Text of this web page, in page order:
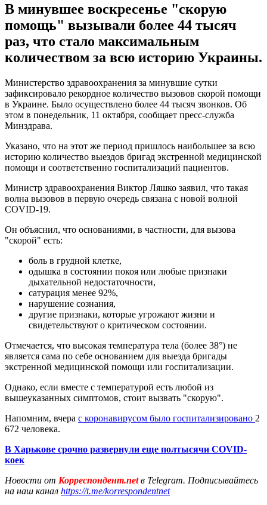
В минувшее воскресенье "скорую
помощь" вызывали более 44 тысяч
раз, что стало максимальным
количеством за всю историю Украины.
Министерство здравоохранения за минувшие сутки
зафиксировало рекордное количество вызовов скорой помощи
в Украине. Было осуществлено более 44 тысяч звонков. Об
этом в понедельник, 11 октября, сообщает пресс-служба
Минздрава.
Указано, что на этот же период пришлось наибольшее за всю
историю количество выездов бригад экстренной медицинской
помощи и соответственно госпитализаций пациентов.
Министр здравоохранения Виктор Ляшко заявил, что такая
волна вызовов в первую очередь связана с новой волной
COVID-19.
Он объяснил, что основаниями, в частности, для вызова
"скорой" есть:
боль в грудной клетке,
одышка в состоянии покоя или любые признаки
дыхательной недостаточности,
сатурация менее 92%,
нарушение сознания,
другие признаки, которые угрожают жизни и
свидетельствуют о критическом состоянии.
Отмечается, что высокая температура тела (более 38°) не
является сама по себе основанием для выезда бригады
экстренной медицинской помощи или госпитализации.
Однако, если вместе с температурой есть любой из
вышеуказанных симптомов, стоит вызвать "скорую".
Напомним, вчера с коронавирусом было госпитализировано 2
672 человека.
В Харькове срочно развернули еще полтысячи COVID-
коек
Новости от Корреспондент.netв Telegram. Подписывайтесь
на наш канал https://t.me/korrespondentnet